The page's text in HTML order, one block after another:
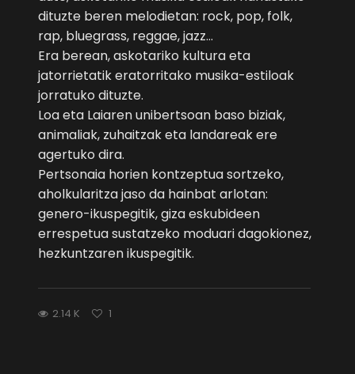
dituzte beren melodietan: rock, pop, folk,
rap, bluegrass, reggae, jazz…
Era berean, askotariko kultura eta
jatorrietatik eratorritako musika-estiloak
jorratuko dituzte.
Loa eta Laiaren unibertsoan baso biziak,
animaliak, zuhaitzak eta landareak ere
agertuko dira.
Pertsonaia horien kontzeptua sortzeko,
aholkularitza jaso da hainbat arlotan:
genero-ikuspegitik, giza eskubideen
errespetua sustatzeko moduari dagokionez,
hezkuntzaren ikuspegitik.
2.14 K 1